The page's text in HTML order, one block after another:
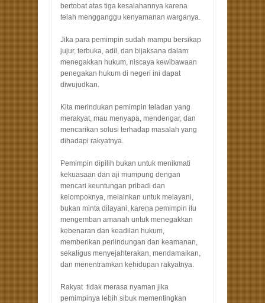
bertobat atas tiga kesalahannya karena
telah mengganggu kenyamanan warganya.
Jika para pemimpin sudah mampu bersikap
jujur, terbuka, adil, dan bijaksana dalam
menegakkan hukum, niscaya kewibawaan
penegakan hukum di negeri ini dapat
diwujudkan.
Kita merindukan pemimpin teladan yang
merakyat, mau menyapa, mendengar, dan
mencarikan solusi terhadap masalah yang
dihadapi rakyatnya.
Pemimpin dipilih bukan untuk menikmati
kekuasaan dan aji mumpung dengan
mencari keuntungan pribadi dan
kelompoknya, melainkan untuk melayani,
bukan minta dilayani, karena pemimpin itu
mengemban amanah untuk menegakkan
kebenaran dan keadilan hukum,
memberikan perlindungan dan keamanan,
sekaligus menyejahterakan, mendamaikan,
dan menentramkan kehidupan rakyatnya.
Rakyat tidak merasa nyaman jika
pemimpinya lebih sibuk mementingkan